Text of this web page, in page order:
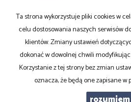
Obiektyna sprzedaż
Strona główna Sprzedaż Wynajem Kup
Certyfikaty
2026
Ta strona wykorzystuje pliki cookies w
celu dostosowania naszych serwisów
klientów. Zmiany ustawień
dokonać w dowolnej chwili
Korzystanie z tej strony bez zmian
oznacza, że będą one zapisane